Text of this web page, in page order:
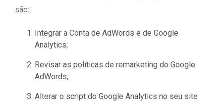
são:
Integrar a Conta de AdWords e de Google
Analytics;
Revisar as políticas de remarketing do Google
AdWords;
Alterar o script do Google Analytics no seu site